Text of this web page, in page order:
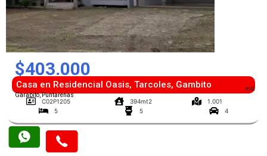
mt2
$403.000
Casa en Residencial Oasis, Tarcoles, Gambito
Garabito, Puntarenas
C02P1205 394mt2
1.001
5
5 4